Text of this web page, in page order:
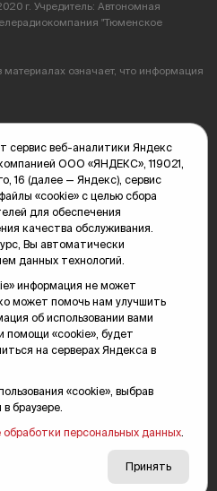
г. Учредитель: Автономная
"Тюменское
материалах означает, что информация
28А
16+
сервис веб-аналитики Яндекс
ООО «ЯНДЕКС», 119021,
16 (далее — Яндекс), сервис
«cookie» с целью сбора
для обеспечения
качества обслуживания.
Вы автоматически
данных технологий.
информация не может
может помочь нам улучшить
об использовании вами
помощи «cookie», будет
на серверах Яндекса в
«cookie», выбрав
браузере.
обработки персональных данных
Принять